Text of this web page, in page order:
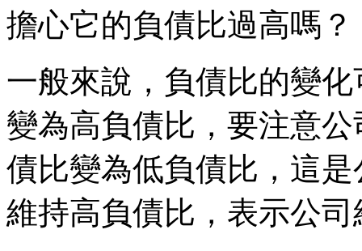
擔心它的負債比過高嗎？
一般來說，負債比的變
變為高負債比，要注意
債比變為低負債比，這
維持高負債比，表示公